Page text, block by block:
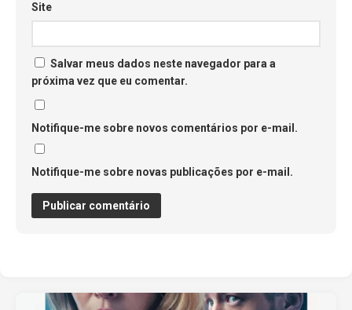
Site
Salvar meus dados neste navegador para a
próxima vez que eu comentar.
Notifique-me sobre novos comentários por e-mail.
Notifique-me sobre novas publicações por e-mail.